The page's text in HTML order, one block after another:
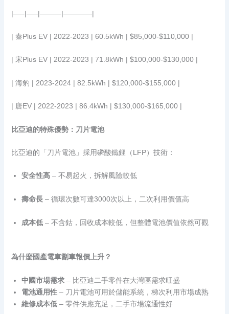
|—–|—–|———|————|
| 秦Plus EV | 2022-2023 | 60.5kWh | $85,000-$110,000 |
| 宋Plus EV | 2022-2023 | 71.8kWh | $100,000-$130,000 |
| 海豹 | 2023-2024 | 82.5kWh | $120,000-$155,000 |
| 唐EV | 2022-2023 | 86.4kWh | $130,000-$165,000 |
比亞迪的特殊優勢：刀片電池
比亞迪的「刀片電池」採用磷酸鐵鋰（LFP）技術：
安全性高– 不易起火，拆解風險較低
壽命長– 循環次數可達3000次以上，二次利用價值高
成本低– 不含鈷，回收成本較低，但整體電池價值依然可觀
為什麼國產電車劏車報價上升？
中國市場需求– 比亞迪二手零件在大灣區需求旺盛
電池通用性– 刀片電池可用於儲能系統，梯次利用市場成熟
維修成本低– 零件供應充足，二手市場流通性好